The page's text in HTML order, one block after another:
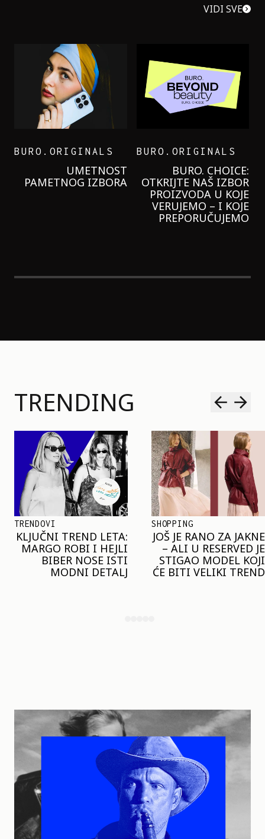
VIDI SVE
GARNIER KREMU I
NIKADA NIŠTA
LAGANIJE NISAM
KORISTILA
TRENDING
SHOPPING
JOŠ JE RANO ZA JAKNE
– ALI U RESERVED JE
STIGAO MODEL KOJI
ĆE BITI VELIKI TREND
TRENDOVI
NAJVEĆI MIKRO-
TREND SEZONE VAS
POZIVA DA SPOJITE
NESPOJIVO